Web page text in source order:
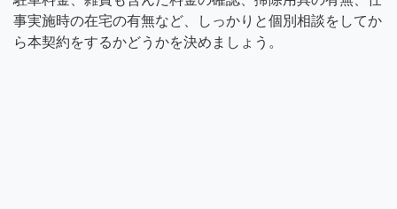
事実施時の在宅の有無など、しっかりと個別相談をしてか
ら本契約をするかどうかを決めましょう。